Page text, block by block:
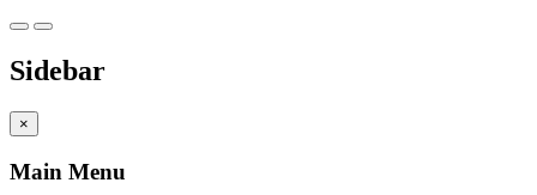
Sidebar
×
Main Menu